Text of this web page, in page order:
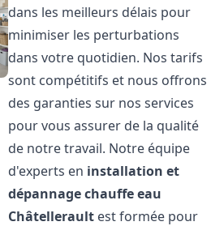
dans les meilleurs délais pour
minimiser les perturbations
dans votre quotidien. Nos tarifs
sont compétitifs et nous offrons
des garanties sur nos services
pour vous assurer de la qualité
de notre travail. Notre équipe
d'experts en installation et
dépannage chauffe eau
Châtellerault est formée pour